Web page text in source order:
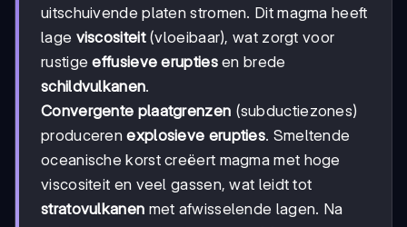
uitschuivende platen stromen. Dit magma heeft
lage viscositeit(vloeibaar), wat zorgt voor
rustigeeffusieve eruptiesen brede
schildvulkanen.
Convergente plaatgrenzen (subductiezones)
producerenexplosieve erupties. Smeltende
oceanische korst creëert magma met hoge
viscositeit en veel gassen, wat leidt tot
stratovulkanen met afwisselende lagen. Na